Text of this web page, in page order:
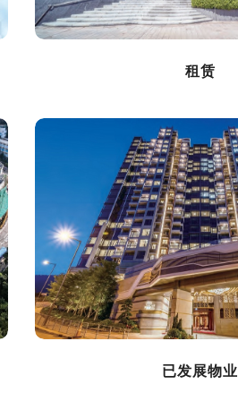
租赁
已发展物业